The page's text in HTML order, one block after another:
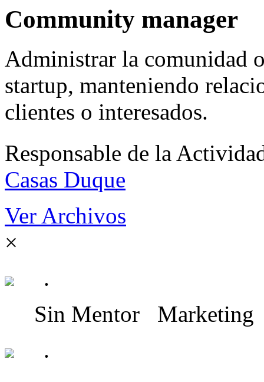
Community manager
Administrar la comunidad
startup, manteniendo
clientes o interesados.
Responsable de la
Casas Duque
Ver Archivos
×
.
Sin Mentor Marketing
.